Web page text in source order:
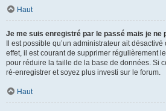
Haut
Je me suis enregistré par le passé mais je ne
Il est possible qu’un administrateur ait
effet, il est courant de supprimer régulièrement
pour réduire la taille de la base de données. Si
ré-enregistrer et soyez plus investi sur le forum.
Haut